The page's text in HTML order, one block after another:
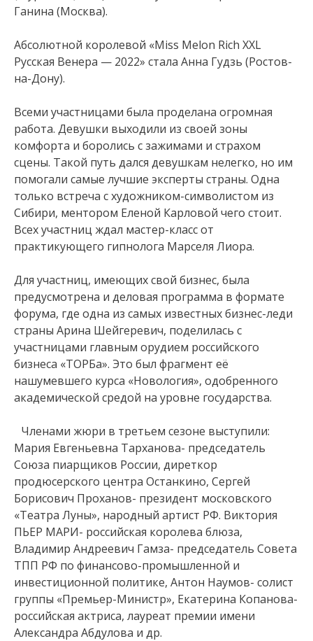
Ганина (Москва).
Абсолютной королевой «Miss Melon Rich XXL
Русская Венера — 2022» стала Анна Гудзь (Ростов-
на-Дону).
Всеми участницами была проделана огромная
работа. Девушки выходили из своей зоны
комфорта и боролись с зажимами и страхом
сцены. Такой путь дался девушкам нелегко, но им
помогали самые лучшие эксперты страны. Одна
только встреча с художником-символистом из
Сибири, ментором Еленой Карловой чего стоит.
Всех участниц ждал мастер-класс от
практикующего гипнолога Марселя Лиора.
Для участниц, имеющих свой бизнес, была
предусмотрена и деловая программа в формате
форума, где одна из самых известных бизнес-леди
страны Арина Шейгеревич, поделилась с
участницами главным орудием российского
бизнеса «ТОРБа». Это был фрагмент её
нашумевшего курса «Новология», одобренного
академической средой на уровне государства.
Членами жюри в третьем сезоне выступили:
Мария Евгеньевна Тарханова- председатель
Союза пиарщиков России, диреткор
продюсерского центра Останкино, Сергей
Борисович Проханов- президент московского
«Театра Луны», народный артист РФ. Виктория
ПЬЕР МАРИ- российская королева блюза,
Владимир Андреевич Гамза- председатель Совета
ТПП РФ по финансово-промышленной и
инвестиционной политике, Антон Наумов- солист
группы «Премьер-Министр», Екатерина Копанова-
российская актриса, лауреат премии имени
Александра Абдулова и др.